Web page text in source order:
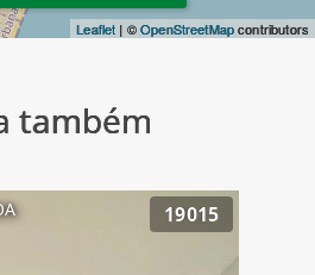
Leaflet | ©OpenStreetMapcontributors
também
19015